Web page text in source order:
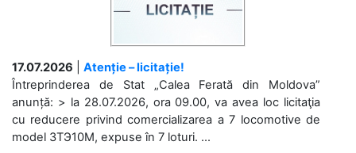
17.07.2026
Atenție – licitație!
Întreprinderea de Stat „Calea Ferată din Moldova”
anunță: > la 28.07.2026, ora 09.00, va avea loc licitaţia
cu reducere privind comercializarea a 7 locomotive de
model 3ТЭ10М, expuse în 7 loturi. ...